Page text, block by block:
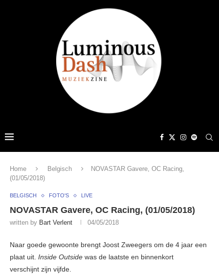
Home Belgisch
NOVASTAR Gavere, OC Racing,
(01/05/2018)
BELGISCH FOTO'S LIVE
NOVASTAR Gavere, OC Racing, (01/05/2018)
written by Bart Verlent 04/05/2018
Naar goede gewoonte brengt Joost Zweegers om de 4 jaar een
plaat uit. Inside Outside was de laatste en binnenkort
verschijnt zijn vijfde.